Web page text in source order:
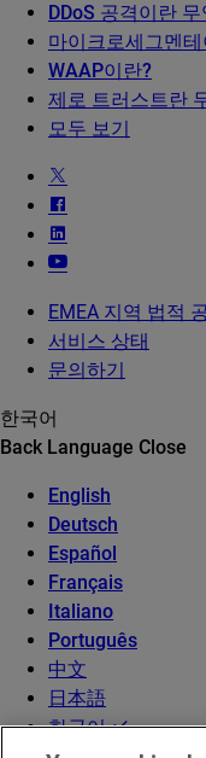
DDoS 공격이란
마이크로세그멘
WAAP이란?
제로 트러스트란
모두 보기
EMEA 지역 법적
서비스 상태
문의하기
한국어
Back Language Close
English
Deutsch
Español
Français
Italiano
Português
中文
日本語
한국어